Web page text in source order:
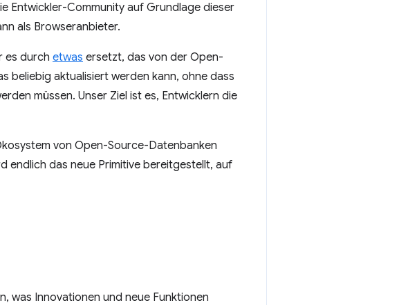
Entwickler-Community auf Grundlage dieser
als Browseranbieter.
es durch etwas ersetzt, das von der Open-
beliebig aktualisiert werden kann, ohne dass
müssen. Unser Ziel ist es, Entwicklern die
von Open-Source-Datenbanken
endlich das neue Primitive bereitgestellt, auf
was Innovationen und neue Funktionen